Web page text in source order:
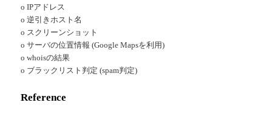
o IPアドレス
o 逆引きホスト名
o スクリーンショット
o サーバの位置情報 (Google Mapsを利用)
o whoisの結果
o ブラックリスト判定 (spam判定)
Reference